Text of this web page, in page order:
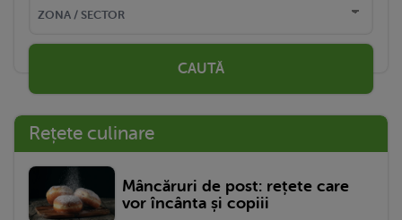
CAUTĂ
Rețete culinare
Mâncăruri de post: rețete care
vor încânta și copiii